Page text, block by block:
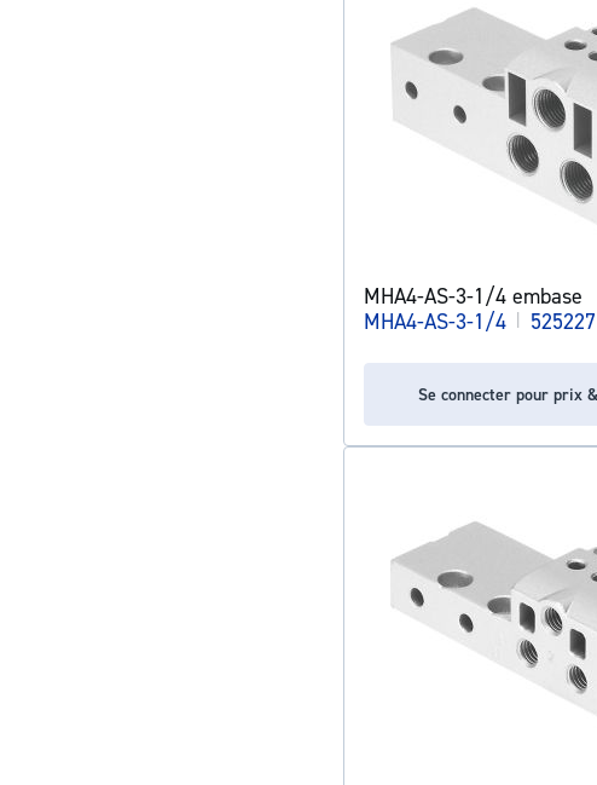
MHA4-AS-3-1/4 embase
MHA4-AS-3-1/4 | 525227
Se connecter pour prix